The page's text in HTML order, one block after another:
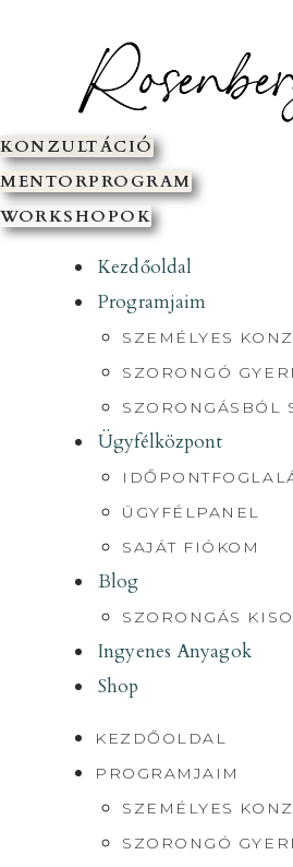
KONZULTÁCIÓ
MENTORPROGRAM
WORKSHOPOK
Kezdőoldal
Programjaim
SZEMÉLYES
SZORONGÓ
SZORONGÁSBÓL
Ügyfélközpont
ÜGYFÉLPANEL
SAJÁT FIÓKOM
Blog
SZORONGÁS
Ingyenes Anyagok
Shop
KEZDŐOLDAL
PROGRAMJAIM
SZEMÉLYES
SZORONGÓ